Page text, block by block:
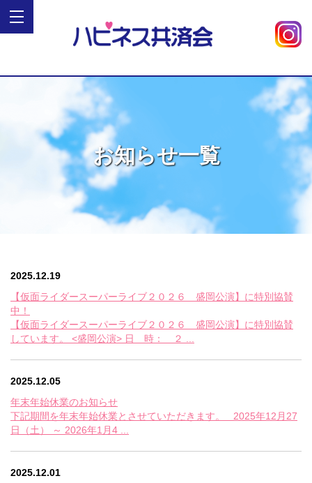
お知らせ一覧
2025.12.19
【仮面ライダースーパーライブ２０２６ 盛岡公演】に特別協賛
中！
【仮面ライダースーパーライブ２０２６ 盛岡公演】に特別協賛
しています。 <盛岡公演> 日 時： ２ ...
2025.12.05
年末年始休業のお知らせ
下記期間を年末年始休業とさせていただきます。 2025年12月27
日（土） ～ 2026年1月4 ...
2025.12.01